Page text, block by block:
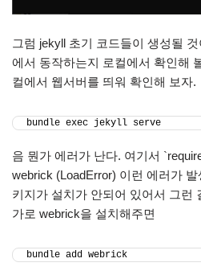
그럼 jekyll 초기 코드들이 생성될
에서 동작하는지 로컬에서 확인해
컬에서 웹서버를 띄워 확인해 보자.
bundle exec jekyll serve
음 뭔가 에러가 난다. 여기서
webrick (LoadError) 이런 에러가
키지가 설치가 안되어 있어서 그런
가로 webrick을 설치해주면
bundle add webrick